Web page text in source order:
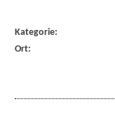
Kategorie:
Ort: